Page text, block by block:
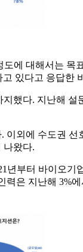
에 대해서는 목
있다고 응답한
했다. 지난해 설
. 이외에 수도권
나왔다.
년부터 바이오기
은 지난해 3%